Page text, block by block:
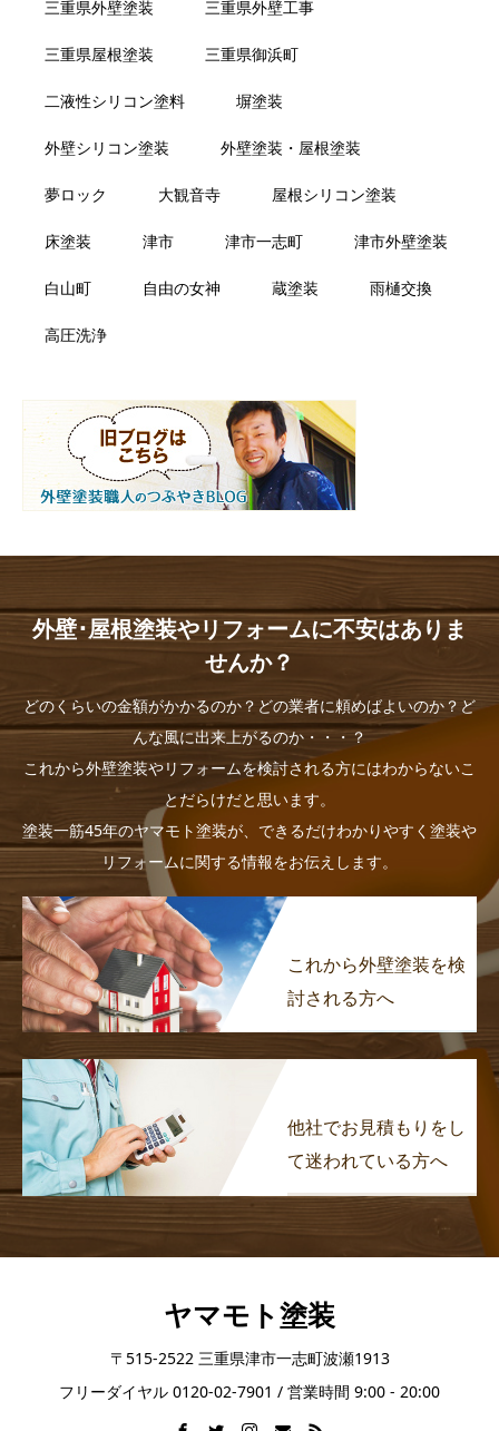
三重県外壁塗装 三重県外壁工事
三重県屋根塗装 三重県御浜町
二液性シリコン塗料 塀塗装
外壁シリコン塗装 外壁塗装・屋根塗装
夢ロック 大観音寺 屋根シリコン塗装
床塗装 津市 津市一志町 津市外壁塗装
白山町 自由の女神 蔵塗装 雨樋交換
高圧洗浄
外壁･屋根塗装やリフォームに不安はありま
せんか？
どのくらいの金額がかかるのか？どの業者に頼めばよいのか？ど
んな風に出来上がるのか・・・？
これから外壁塗装やリフォームを検討される方にはわからないこ
とだらけだと思います。
塗装一筋45年のヤマモト塗装が、できるだけわかりやすく塗装や
リフォームに関する情報をお伝えします。
これから外壁塗装を検
討される方へ
他社でお見積もりをし
て迷われている方へ
ヤマモト塗装
〒515-2522 三重県津市一志町波瀬1913
フリーダイヤル 0120-02-7901 / 営業時間 9:00 - 20:00